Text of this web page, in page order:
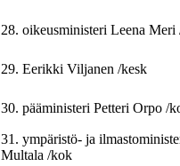
28. oikeusministeri Leena Meri
29. Eerikki Viljanen /kesk
30. pääministeri Petteri Orpo /
31. ympäristö- ja
Multala /kok